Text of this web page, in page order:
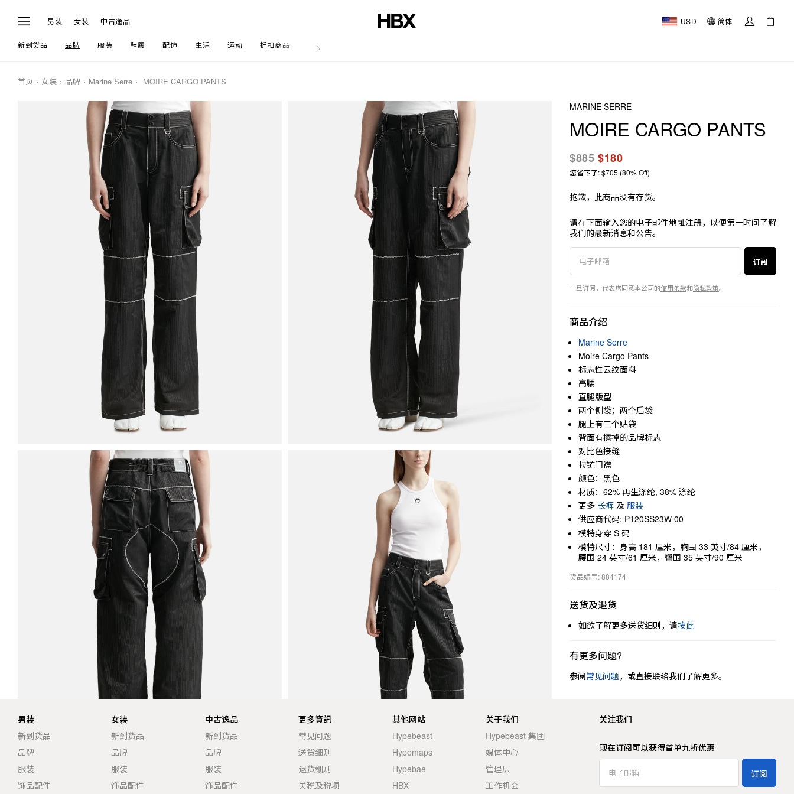
男装 女装 中古逸品 USD 简体
新到货品 品牌 服装 鞋履 配饰 生活 运动 折扣商品 文章
首页 女装 品牌 Marine Serre MOIRE CARGO PANTS
MARINE SERRE
MOIRE CARGO PANTS
$885$180
您省下了: $705 (80% Off)
抱歉，此商品没有存货。
请在下面输入您的电子邮件地址注册，以便第一时间了解
我们的最新消息和公告。
订阅
一旦订阅，代表您同意本公司的使用条款和隐私政策。
商品介绍
Marine Serre
Moire Cargo Pants
标志性云纹面料
高腰
直腿版型
两个侧袋；两个后袋
腿上有三个贴袋
背面有擦掉的品牌标志
对比色接缝
拉链门襟
颜色：黑色
材质：62% 再生涤纶, 38% 涤纶
更多 长裤 及 服装
供应商代码: P120SS23W 00
模特身穿 S 码
模特尺寸：身高 181 厘米，胸围 33 英寸/84 厘米，
腰围 24 英寸/61 厘米，臀围 35 英寸/90 厘米
货品编号: 884174
送货及退货
如欲了解更多送货细则，请按此
有更多问题?
参阅常见问题，或直接联络我们了解更多。
男装
新到货品
品牌
服装
饰品配件
女装
新到货品
品牌
服装
饰品配件
中古逸品
新到货品
品牌
服装
饰品配件
更多資訊
常见问题
送货细则
退货细则
关税及税项
其他网站
Hypebeast
Hypemaps
Hypebae
HBX
关于我们
Hypebeast 集团
媒体中心
管理层
工作机会
关注我们
现在订阅可以获得首单九折优惠
订阅